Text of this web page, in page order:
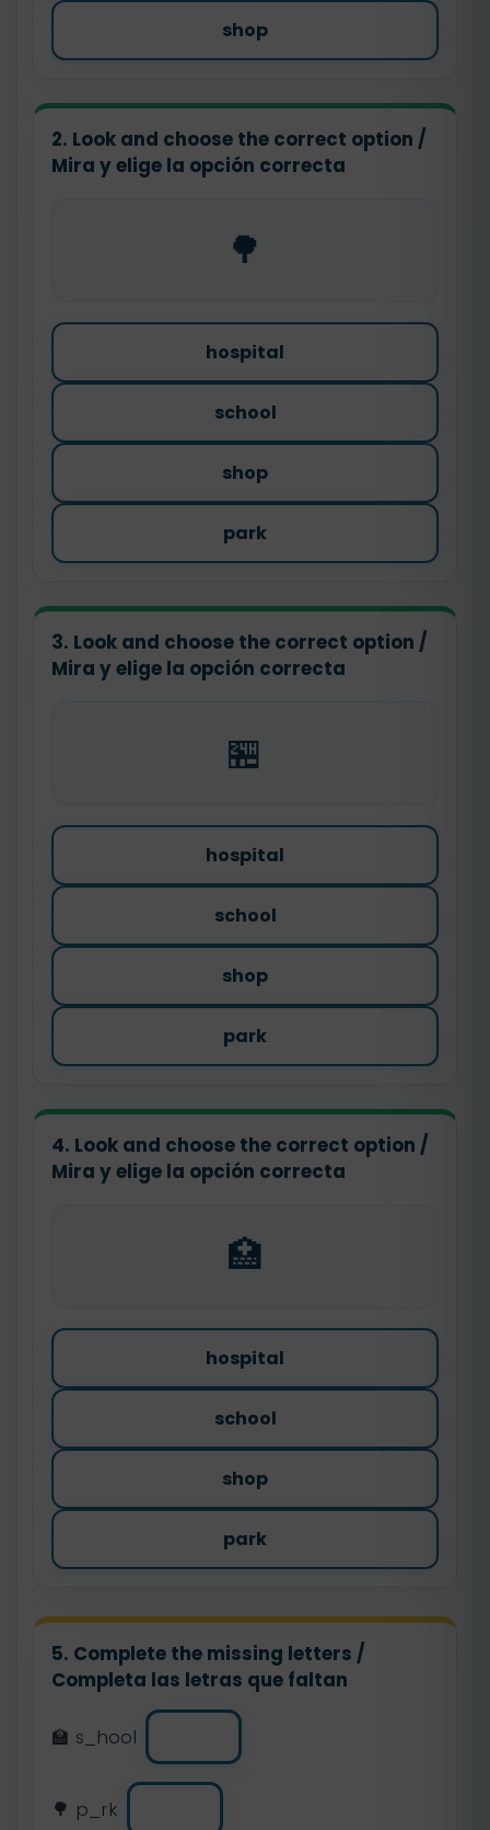
shop
2. Look and choose the correct option /
Mira y elige la opción correcta
🌳
hospital
school
shop
park
3. Look and choose the correct option /
Mira y elige la opción correcta
🏪
hospital
school
shop
park
4. Look and choose the correct option /
Mira y elige la opción correcta
🏥
hospital
school
shop
park
5. Complete the missing letters /
Completa las letras que faltan
🏫 s_hool
🌳 p_rk